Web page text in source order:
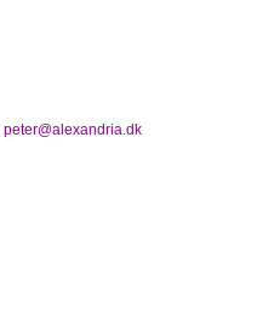
peter@alexandria.dk